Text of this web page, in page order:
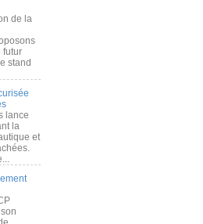
de la
futur
stand
lance
la
et